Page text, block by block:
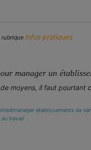
rubrique Infos pratiques
manager un
moyens, il faut pourtant
#manager établissements de
travail